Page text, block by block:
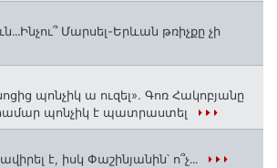
Մարսել-Երևան թռիչքը չի
պոնչիկ ա ուզել». Գոռ Հակոբյանը
համար պոնչիկ է պատրաստել
է, իսկ Փաշինյանին՝ ո՞չ․․․